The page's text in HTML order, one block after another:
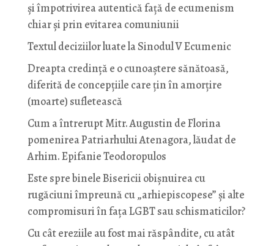
și împotrivirea autentică față de ecumenism
chiar și prin evitarea comuniunii
Textul deciziilor luate la Sinodul V Ecumenic
Dreapta credință e o cunoaștere sănătoasă,
diferită de concepțiile care țin în amorțire
(moarte) sufletească
Cum a întrerupt Mitr. Augustin de Florina
pomenirea Patriarhului Atenagora, lăudat de
Arhim. Epifanie Teodoropulos
Este spre binele Bisericii obișnuirea cu
rugăciuni împreună cu „arhiepiscopese” și alte
compromisuri în fața LGBT sau schismaticilor?
Cu cât ereziile au fost mai răspândite, cu atât